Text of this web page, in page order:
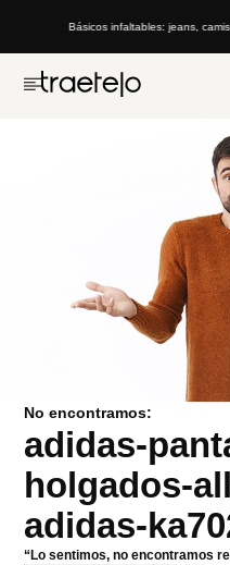
Básicos infaltables: jeans,
No encontramos:
adidas-
holgados-
adidas-
“Lo sentimos, no encontramos